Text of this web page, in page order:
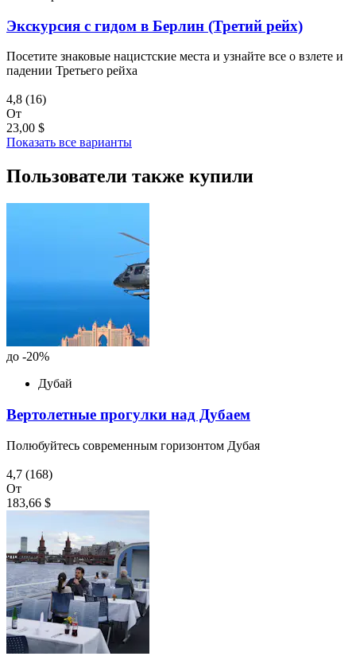
Экскурсия с гидом в Берлин (Третий рейх)
Посетите знаковые нацистские места и узнайте все о взлете и
падении Третьего рейха
4,8 (16)
От
23,00 $
Показать все варианты
Пользователи также купили
до -20%
Дубай
Вертолетные прогулки над Дубаем
Полюбуйтесь современным горизонтом Дубая
4,7 (168)
От
183,66 $